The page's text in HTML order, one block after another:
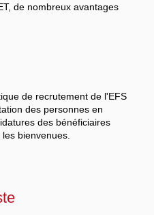
de nombreux avantages
de recrutement de l'EFS
des personnes en
des bénéficiaires
bienvenues.